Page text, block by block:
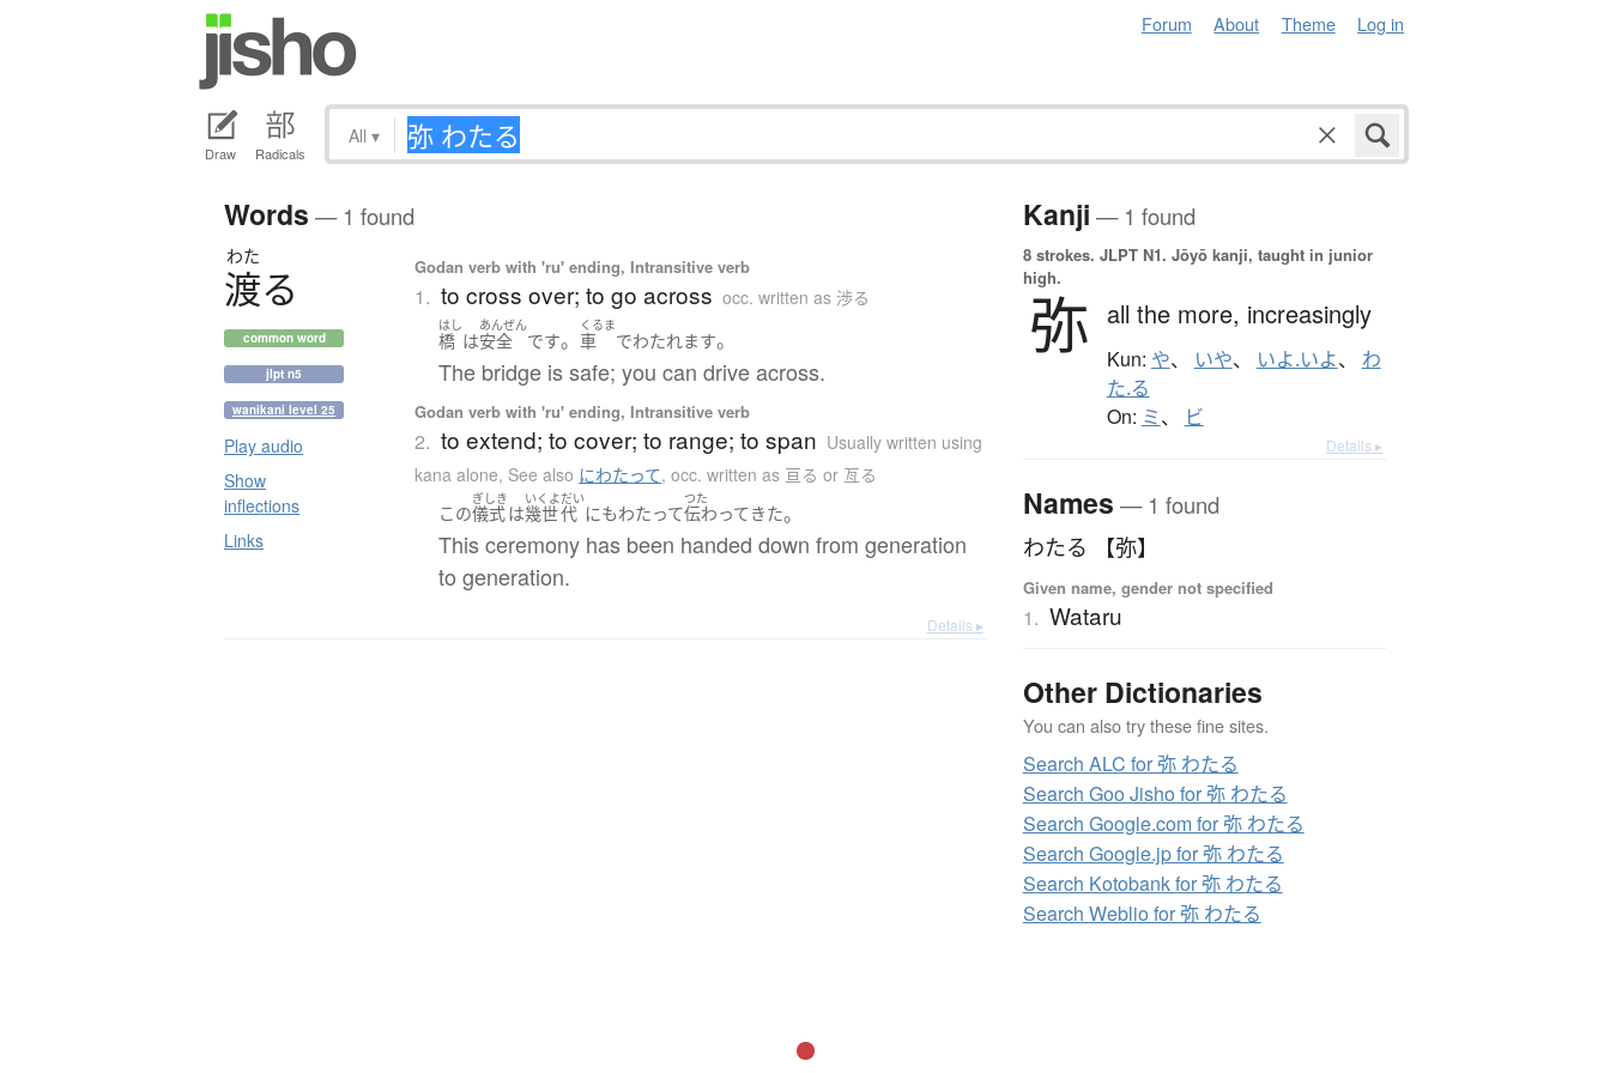
Forum About Theme Log in
Draw Radicals
All ▾
Words — 1 found
わた
渡る
common word
jlpt n5
wanikani level 25
Play audio
Show
inflections
Links
Godan verb with 'ru' ending, Intransitive verb
1. to cross over; to go across occ. written as 渉る
はし
橋 は
あんぜん
安全 です。
くるま
車 でわたれます。
The bridge is safe; you can drive across.
Godan verb with 'ru' ending, Intransitive verb
2. to extend; to cover; to range; to span Usually written using
kana alone, See also にわたって,occ. written as 亘る or 亙る
この
ぎしき
儀式は
いくよ
幾世
だい
代 にもわたって
つた
伝わってきた。
This ceremony has been handed down from generation
to generation.
Details ▸
Kanji — 1 found
8 strokes. JLPT N1. Jōyō kanji, taught in junior
high.
弥 all the more, increasingly
Kun: や、 いや、 いよ.いよ、 わ
た.る
On: ミ、 ビ
Details ▸
Names — 1 found
わたる 【弥】
Given name, gender not specified
1. Wataru
Other Dictionaries
You can also try these fine sites.
Search ALC for 弥 わたる
Search Goo Jisho for 弥 わたる
Search Google.com for 弥 わたる
Search Google.jp for 弥 わたる
Search Kotobank for 弥 わたる
Search Weblio for 弥 わたる